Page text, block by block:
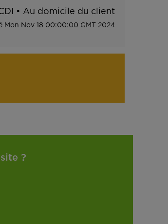
• Au domicile du client
Mon Nov 18 00:00:00 GMT 2024
?